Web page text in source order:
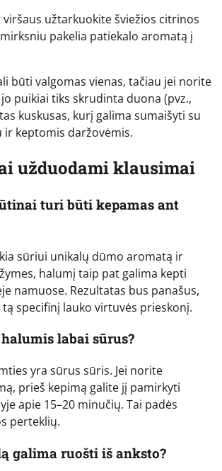
viršaus užtarkuokite šviežios citrinos
pakelia patiekalo aromatą į
būti valgomas vienas, tačiau jei norite
puikiai tiks skrudinta duona (pvz.,
kuskusas, kurį galima sumaišyti su
keptomis daržovėmis.
užduodami klausimai
turi būti kepamas ant
sūriui unikalų dūmo aromatą ir
halumį taip pat galima kepti
namuose. Rezultatas bus panašus,
specifinį lauko virtuvės prieskonį.
labai sūrus?
yra sūrus sūris. Jei norite
prieš kepimą galite jį pamirkyti
apie 15–20 minučių. Tai padės
perteklių.
galima ruošti iš anksto?